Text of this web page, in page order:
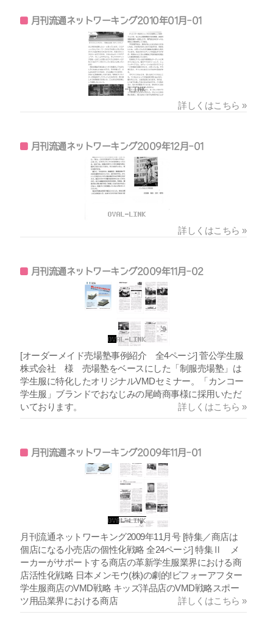
月刊流通ネットワーキング2010年01月-01
詳しくはこちら »
月刊流通ネットワーキング2009年12月-01
詳しくはこちら »
月刊流通ネットワーキング2009年11月-02
[オーダーメイド売場塾事例紹介 全4ページ] 菅公学生服
株式会社 様 売場塾をベースにした「制服売場塾」は
学生服に特化したオリジナルVMDセミナー。「カンコー
学生服」ブランドでおなじみの尾崎商事様に採用いただ
いております。
詳しくはこちら »
月刊流通ネットワーキング2009年11月-01
月刊流通ネットワーキング2009年11月号 [特集／商店は
個店になる小売店の個性化戦略 全24ページ] 特集Ⅱ メ
ーカーがサポートする商店の革新学生服業界における商
店活性化戦略 日本メンモウ(株)の劇的!ビフォーアフター
学生服商店のVMD戦略 キッズ洋品店のVMD戦略スポー
ツ用品業界における商店
詳しくはこちら »